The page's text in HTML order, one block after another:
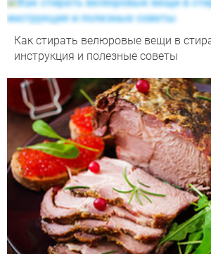
Как стирать велюровые вещи в
инструкция и полезные советы